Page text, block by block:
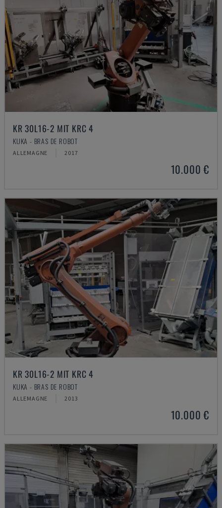
KR 30L16-2 MIT KRC 4
KUKA - BRAS DE ROBOT
ALLEMAGNE 2017
10.000 €
KR 30L16-2 MIT KRC 4
KUKA - BRAS DE ROBOT
ALLEMAGNE 2013
10.000 €